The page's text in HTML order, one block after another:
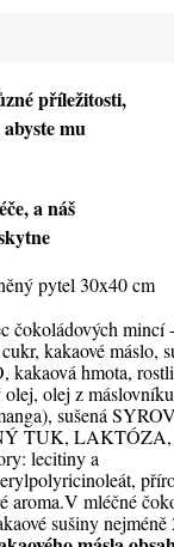
příležitosti,
mu
a náš
pytel 30x40 cm
čokoládových mincí
kakaové máslo,
kakaová hmota,
olej, olej z
sušená
TUK, LAKTÓZA,
lecitiny a
aroma.V mléčné
sušiny nejméně